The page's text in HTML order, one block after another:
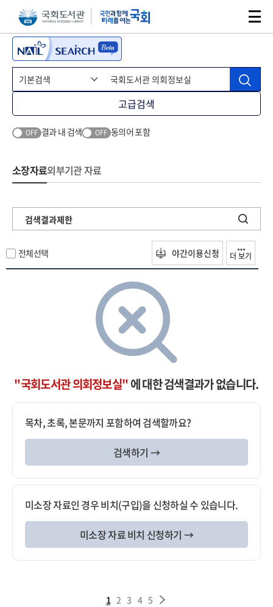
본문 바로가기주메뉴 바로가기
고급검색
OFF 결과 내 검색 OFF 동의어 포함
소장자료외부기관 자료
검색결과제한
전체선택 야간이용신청 더 보기
"국회도서관 의회정보실"에 대한 검색결과가 없습니다.
목차, 초록, 본문까지 포함하여 검색할까요?
검색하기 →
미소장 자료인 경우 비치(구입)을 신청하실 수 있습니다.
미소장 자료 비치 신청하기 →
1 2 3 4 5